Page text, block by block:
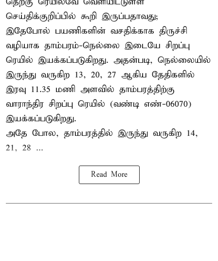
செய்திக்குறிப்பில் கூறி இருப்பதாவது;
இதேபோல் பயணிகளின் வசதிக்காக திருச்சி
வழியாக தாம்பரம்-நெல்லை இடையே சிறப்பு
ரெயில் இயக்கப்படுகிறது. அதன்படி, நெல்லையில்
இருந்து வருகிற 13, 20, 27 ஆகிய தேதிகளில்
இரவு 11.35 மணி அளவில் தாம்பரத்திற்கு
வாராந்திர சிறப்பு ரெயில் (வண்டி எண்-06070)
இயக்கப்படுகிறது.
அதே போல, தாம்பரத்தில் இருந்து வருகிற 14,
21, 28 ...
Read More